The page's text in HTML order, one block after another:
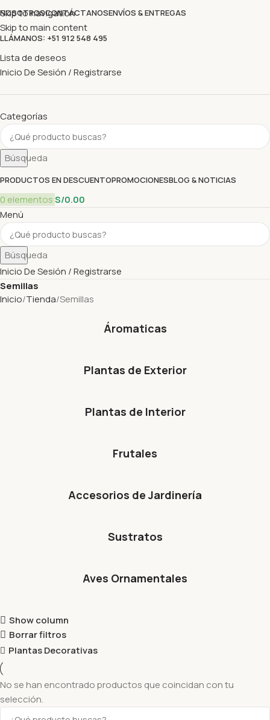
Skip to navigation
Skip to main content
NOSOTROSCONTÁCTANOSENVÍOS & ENTREGAS
LLÁMANOS: +51 912 548 495
Lista de deseos
Inicio De Sesión / Registrarse
Categorías
Búsqueda
PRODUCTOS EN DESCUENTOPROMOCIONESBLOG & NOTICIAS
0 elementosS/0.00
Menú
Búsqueda
Inicio De Sesión / Registrarse
Semillas
Inicio Tienda Semillas
Áromaticas
Plantas de Exterior
Plantas de Interior
Frutales
Accesorios de Jardinería
Sustratos
Aves Ornamentales
Show column
Borrar filtros
Plantas Decorativas
No se han encontrado productos que coincidan con tu
selección.